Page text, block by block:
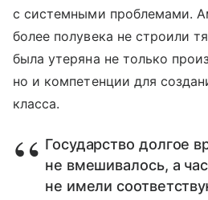
с системными проблемами.
более полувека не строили
была утеряна не только
но и компетенции для
класса.
Государство долгое
не вмешивалось, а
не имели